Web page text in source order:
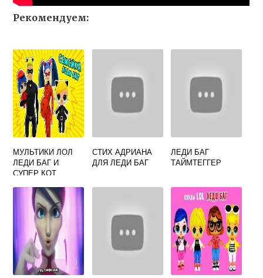
Рекомендуем:
МУЛЬТИКИ ЛОЛ
ЛЕДИ БАГ И
СУПЕР КОТ
СТИХ АДРИАНА
ДЛЯ ЛЕДИ БАГ
ЛЕДИ БАГ
ТАЙМТЕГГЕР